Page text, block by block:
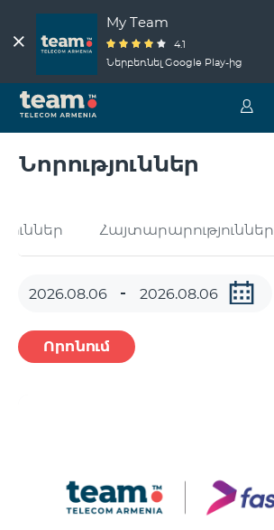
My Team
4.1
Ներբեռնել Google Play-ից
Նորություններ
Հայտարարություններ
Որոնում